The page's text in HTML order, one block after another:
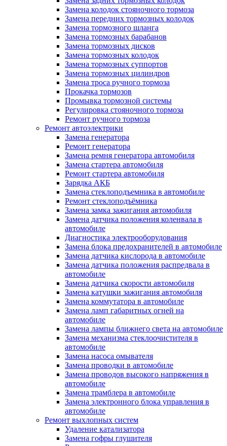
Замена колодок стояночного тормоза
Замена передних тормозных колодок
Замена тормозного шланга
Замена тормозных барабанов
Замена тормозных дисков
Замена тормозных колодок
Замена тормозных суппортов
Замена тормозных цилиндров
Замена троса ручного тормоза
Прокачка тормозов
Промывка тормозной системы
Регулировка стояночного тормоза
Ремонт ручного тормоза
Ремонт автоэлектрики
Замена генератора
Ремонт генератора
Замена ремня генератора автомобиля
Замена стартера автомобиля
Ремонт стартера автомобиля
Зарядка АКБ
Замена стеклоподъемника в автомобиле
Ремонт стеклоподъёмника
Замена замка зажигания автомобиля
Замена датчика положения коленвала в
автомобиле
Диагностика электрооборудования
Замена блока предохранителей в автомобиле
Замена датчика кислорода в автомобиле
Замена датчика положения распредвала в
автомобиле
Замена датчика скорости автомобиля
Замена катушки зажигания автомобиля
Замена коммутатора в автомобиле
Замена ламп габаритных огней на
автомобиле
Замена лампы ближнего света на автомобиле
Замена механизма стеклоочистителя в
автомобиле
Замена насоса омывателя
Замена проводки в автомобиле
Замена проводов высокого напряжения в
автомобиле
Замена трамблера в автомобиле
Замена электронного блока управления в
автомобиле
Ремонт выхлопных систем
Удаление катализатора
Замена гофры глушителя